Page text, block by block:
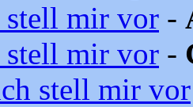
stell mir vor -
stell mir vor -
stell mir vor